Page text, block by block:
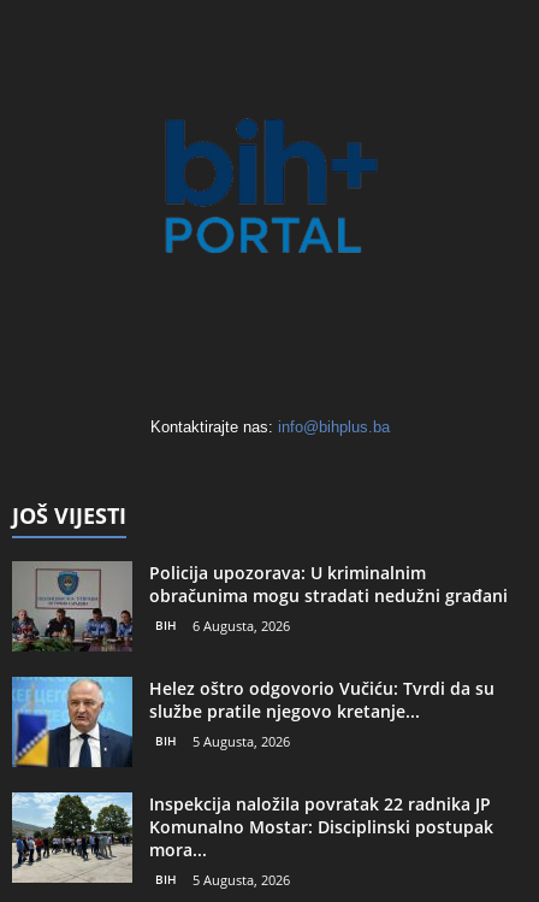
Kontaktirajte nas: info@bihplus.ba
JOŠ VIJESTI
Policija upozorava: U kriminalnim
obračunima mogu stradati nedužni građani
BIH 6 Augusta, 2026
Helez oštro odgovorio Vučiću: Tvrdi da su
službe pratile njegovo kretanje...
BIH 5 Augusta, 2026
Inspekcija naložila povratak 22 radnika JP
Komunalno Mostar: Disciplinski postupak
mora...
BIH 5 Augusta, 2026